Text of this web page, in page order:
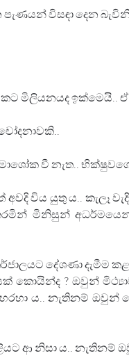
විසඳා දෙන
ඉක්මෙයි.. ඒ
වී නැත.. භික්ෂුවගේ
විය යුතු ය.. කැලෑ
මිනිසුන්
දේශණා දැමීම
කොයින්ද ? ඔවුන්
ය.. නැතිනම්
ආ නිසා ය..